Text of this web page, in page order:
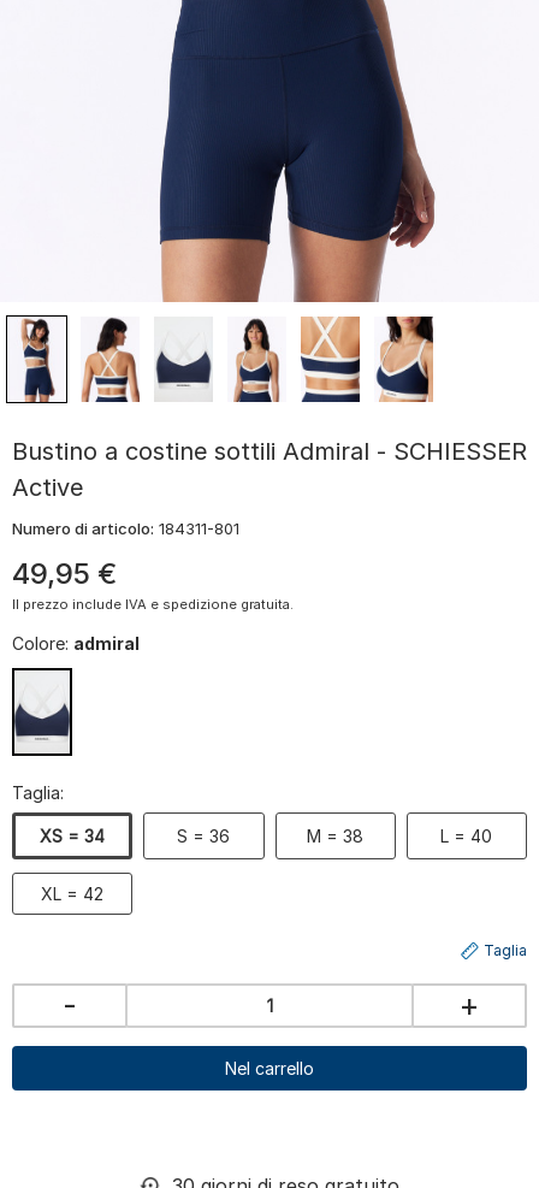
Bustino a costine sottili Admiral - SCHIESSER
Active
Numero di articolo: 184311-801
49,95 €
Il prezzo include IVA e spedizione gratuita.
Colore: admiral
Taglia:
XS = 34 S = 36 M = 38 L = 40
XL = 42
Taglia
- +
Nel carrello